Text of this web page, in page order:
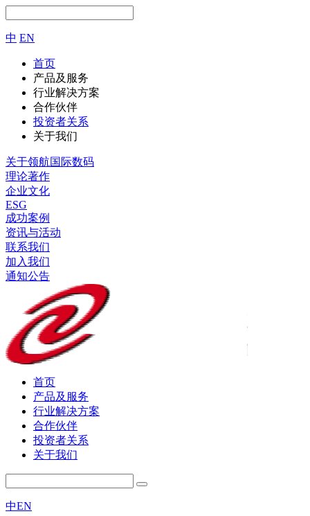
中 EN
首页
产品及服务
行业解决方案
合作伙伴
投资者关系
关于我们
关于领航国际数码
理论著作
企业文化
ESG
成功案例
资讯与活动
联系我们
加入我们
通知公告
首页
产品及服务
行业解决方案
合作伙伴
投资者关系
关于我们
中EN